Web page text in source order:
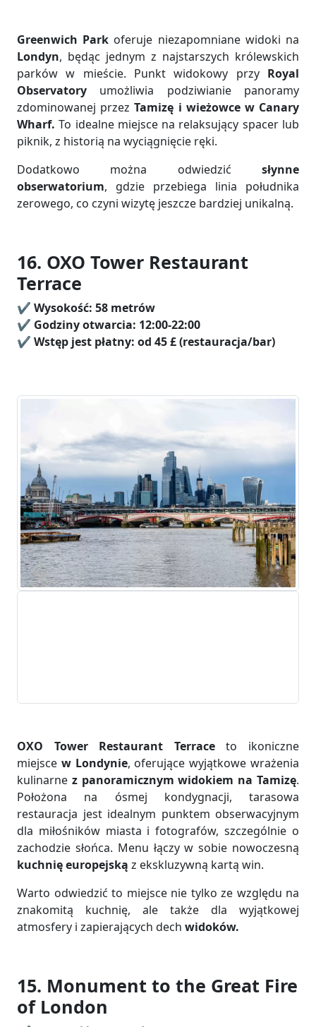
Greenwich Park oferuje niezapomniane widoki na
Londyn, będąc jednym z najstarszych królewskich
parków w mieście. Punkt widokowy przy Royal
Observatory umożliwia podziwianie panoramy
zdominowanej przezTamizę i wieżowce w Canary
Wharf. To idealne miejsce na relaksujący spacer lub
piknik, z historią na wyciągnięcie ręki.
Dodatkowo można odwiedzić słynne
obserwatorium, gdzie przebiega linia południka
zerowego, co czyni wizytę jeszcze bardziej unikalną.
16. OXO Tower Restaurant
Terrace
✔️ Wysokość: 58 metrów
✔️ Godziny otwarcia: 12:00-22:00
✔️ Wstęp jest płatny: od 45 £ (restauracja/bar)
OXO Tower Restaurant Terraceto ikoniczne
miejsce w Londynie, oferujące wyjątkowe wrażenia
kulinarne z panoramicznym widokiem na Tamizę.
Położona na ósmej kondygnacji, tarasowa
restauracja jest idealnym punktem obserwacyjnym
dla miłośników miasta i fotografów, szczególnie o
zachodzie słońca. Menu łączy w sobie nowoczesną
kuchnię europejską z ekskluzywną kartą win.
Warto odwiedzić to miejsce nie tylko ze względu na
znakomitą kuchnię, ale także dla wyjątkowej
atmosfery i zapierających dech widoków.
15. Monument to the Great Fire
of London